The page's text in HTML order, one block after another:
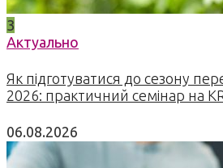
3
Актуально
Як підготуватися до сезону
2026: практичний семінар на
06.08.2026